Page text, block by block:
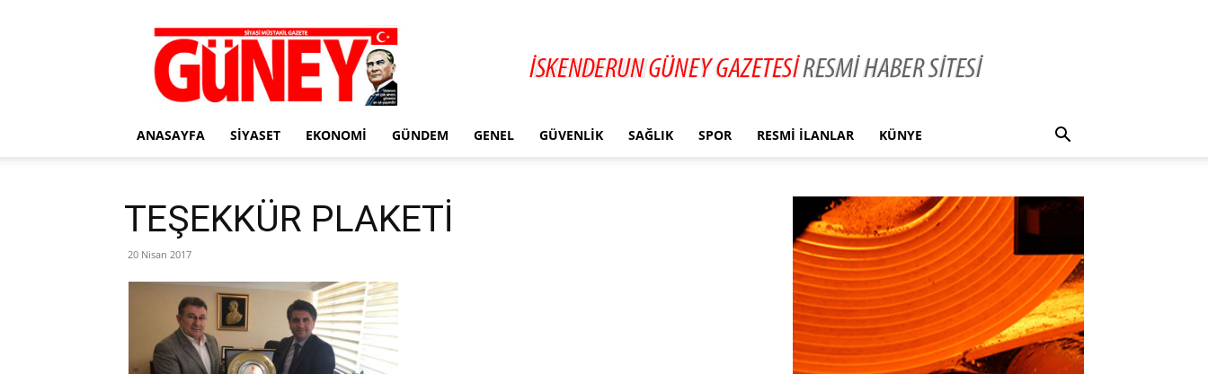
Gazete
Güney
ANASAYFA SIYASET EKONOMI GÜNDEM GENEL GÜVENLIK SAĞLIK SPOR RESMI İLANLAR KÜNYE
TEŞEKKÜR PLAKETİ
20 Nisan 2017